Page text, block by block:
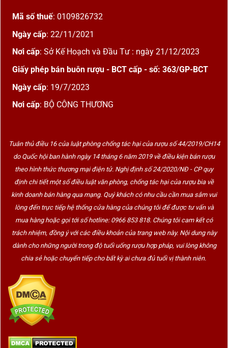
Mã số thuế: 0109826732
Ngày cấp: 22/11/2021
Nơi cấp: Sở Kế Hoạch và Đầu Tư : ngày 21/12/2023
Giấy phép bán buôn rượu - BCT cấp - số: 363/GP-BCT
Ngày cấp: 19/7/2023
Nơi cấp: BỘ CÔNG THƯƠNG
Tuân thủ điều 16 của luật phòng chống tác hại của rượu số 44/2019/CH14
do Quốc hội ban hành ngày 14 tháng 6 năm 2019 về điều kiện bán rượu
theo hình thức thương mại điện tử. Nghị định số 24/2020/NĐ - CP quy
định chi tiết một số điều luật văn phòng, chống tác hại của rượu bia về
kinh doanh bán hàng qua mạng. Quý khách có nhu cầu cần mua sắm vui
lòng đến trực tiếp hệ thống cửa hàng của chúng tôi để được tư vấn và
mua hàng hoặc gọi tới số hotline: 0966 853 818. Chúng tôi cam kết có
trách nhiệm, đồng ý với các điều khoản của trang web này. Nội dung này
dành cho những người trong độ tuổi uống rượu hợp pháp, vui lòng không
chia sẻ hoặc chuyển tiếp cho bất kỳ ai chưa đủ tuổi vị thành niên.